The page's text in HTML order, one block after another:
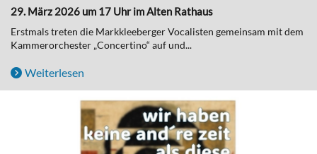
29. März 2026 um 17 Uhr im Alten Rathaus
Erstmals treten die Markkleeberger Vocalisten gemeinsam mit dem
Kammerorchester „Concertino“ auf und...
Weiterlesen